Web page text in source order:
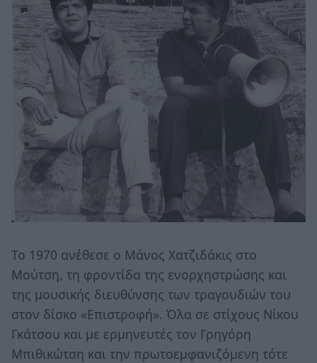
Το 1970 ανέθεσε ο Μάνος Χατζιδάκις στο
Μούτση, τη φροντίδα της ενορχηστρώσης και
της μουσικής διευθύνσης των τραγουδιών του
στον δίσκο «Επιστροφή». Όλα σε στίχους Νίκου
Γκάτσου και με ερμηνευτές τον Γρηγόρη
Μπιθικώτση και την πρωτοεμφανιζόμενη τότε